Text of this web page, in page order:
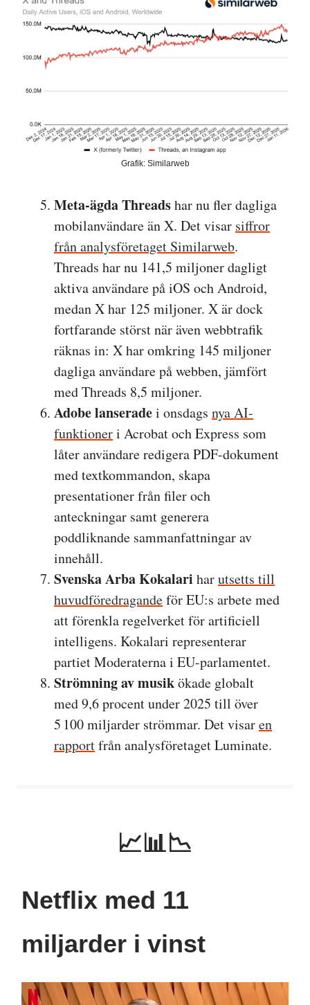
Grafik: Similarweb
Meta-ägda Threadshar nu fler dagliga
mobilanvändare än X. Det visar siffror
från analysföretaget Similarweb.
Threads har nu 141,5 miljoner dagligt
aktiva användare på iOS och Android,
medan X har 125 miljoner. X är dock
fortfarande störst när även webbtrafik
räknas in: X har omkring 145 miljoner
dagliga användare på webben, jämfört
med Threads 8,5 miljoner.
Adobe lanseradei onsdags nya AI-
funktioneri Acrobat och Express som
låter användare redigera PDF-dokument
med textkommandon, skapa
presentationer från filer och
anteckningar samt generera
poddliknande sammanfattningar av
innehåll.
Svenska Arba Kokalari harutsetts till
huvudföredragandeför EU:s arbete med
att förenkla regelverket för artificiell
intelligens. Kokalari representerar
partiet Moderaterna i EU-parlamentet.
Strömning av musikökade globalt
med 9,6 procent under 2025 till över
5 100 miljarder strömmar. Det visaren
rapportfrån analysföretaget Luminate.
📈📊📉
Netflix med 11
miljarder i vinst